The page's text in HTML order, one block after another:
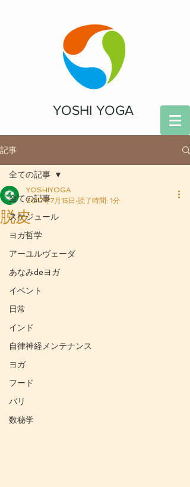
YOSHI YOGA
記事
全ての記事
スケジュール
ヨガ哲学
アーユルヴェーダ
あなみdeヨガ
イベント
日常
インド
自律神経メンテナンス
ヨガ
フード
バリ
数秘学
全ての記事
脱皮
YOSHIYOGA
2017年7月15日 読了時間: 1分